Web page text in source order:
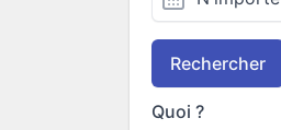
Rechercher
Quoi ?